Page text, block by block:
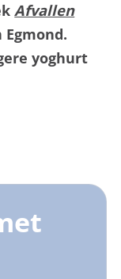
Afvallen
yoghurt